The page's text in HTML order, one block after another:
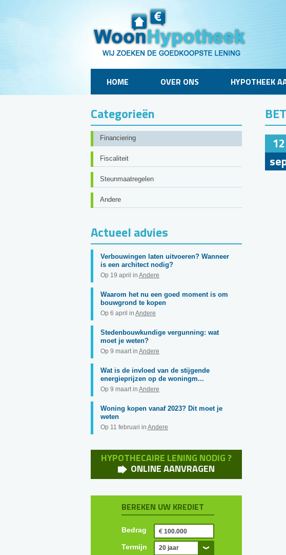
HOME OVER ONS HYPOTHEEK
12
Categorieën
Financiering
Fiscaliteit
Steunmaatregelen
Andere
Actueel advies
Verbouwingen laten uitvoeren? Wanneer
is een architect nodig?
Op 19 april in Andere
Waarom het nu een goed moment is om
bouwgrond te kopen
Op 6 april in Andere
Stedenbouwkundige vergunning: wat
moet je weten?
Op 9 maart in Andere
Wat is de invloed van de stijgende
energieprijzen op de woningm...
Op 9 maart in Andere
Woning kopen vanaf 2023? Dit moet je
weten
Op 11 februari in Andere
HYPOTHECAIRE LENING NODIG ?
ONLINE AANVRAGEN
BEREKEN UW KREDIET
Bedrag
Termijn 20 jaar